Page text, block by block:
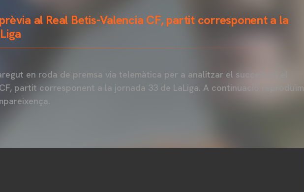
al Real Betis-Valencia CF, partit corresponent a la
en roda de premsa via telemàtica per a analitzar el succeït en el
partit corresponent a la jornada 33 de LaLiga. A continuació reproduïm